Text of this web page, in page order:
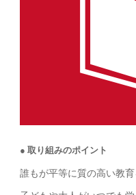
取り組みのポイント
誰もが平等に質の高い教